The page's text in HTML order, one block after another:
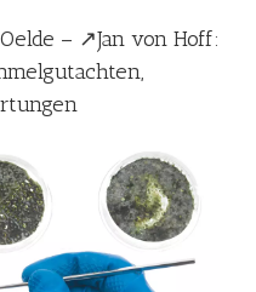
– ↗️Jan von Hoff: